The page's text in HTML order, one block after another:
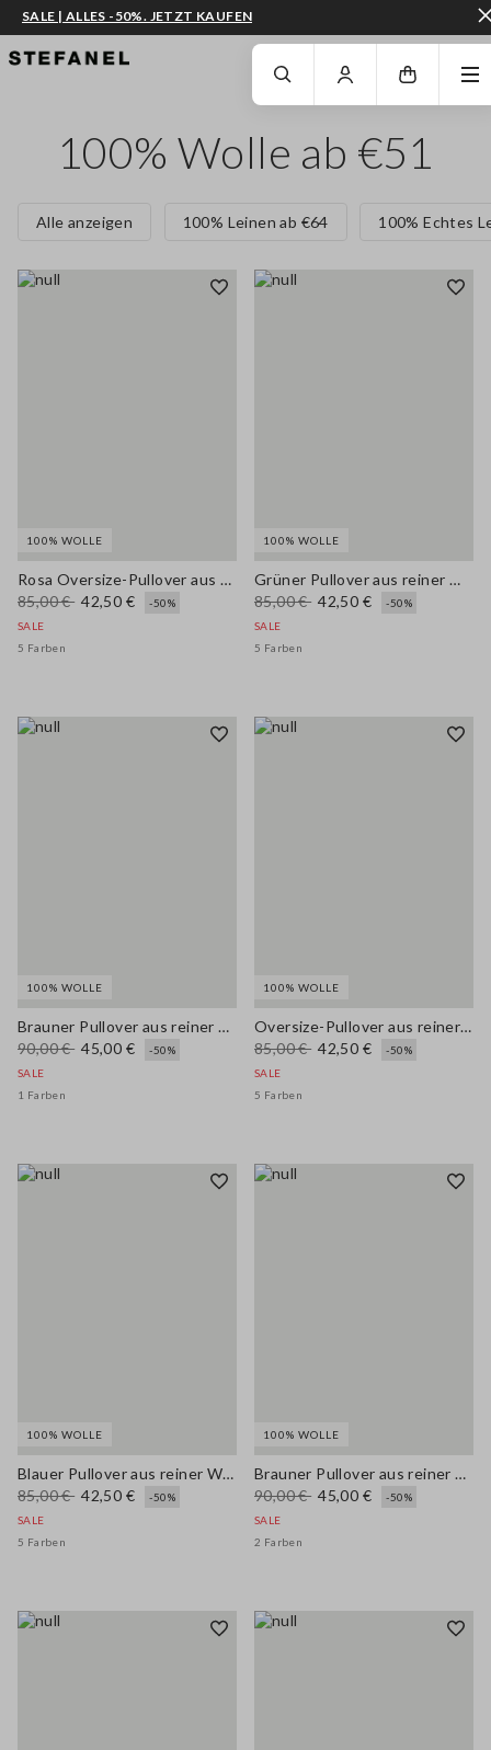
ZUM HAUPTINHALT SPRINGEN GEHEN SIE ZUM ENDE DER SEITE
SALE | ALLES -50%. JETZT KAUFEN
100% Wolle ab €51
Alle anzeigen 100% Leinen ab €64 100% Echtes
100% WOLLE
Rosa Oversize-Pullover aus reiner Wolle
85,00 € 42,50 €
-50%
SALE
5 Farben
100% WOLLE
Grüner Pullover aus reiner Wolle im Oversize-Look
85,00 € 42,50 €
-50%
SALE
5 Farben
100% WOLLE
Brauner Pullover aus reiner Wolle mit mehrfarbigen Streifen
90,00 € 45,00 €
-50%
SALE
1 Farben
100% WOLLE
Oversize-Pullover aus reiner violetter Wolle
85,00 € 42,50 €
-50%
SALE
5 Farben
100% WOLLE
Blauer Pullover aus reiner Wolle im Oversized-Look
85,00 € 42,50 €
-50%
SALE
5 Farben
100% WOLLE
Brauner Pullover aus reiner Wolle, regular fit mit Polokragen
90,00 € 45,00 €
-50%
SALE
2 Farben